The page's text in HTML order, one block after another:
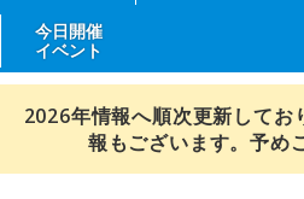
今日開催
イベント
2026年情報へ順次更新してお
報もございます。予め